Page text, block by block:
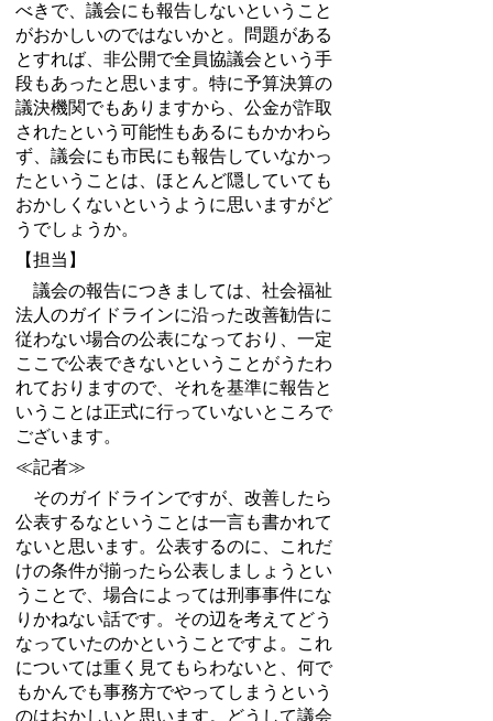
べきで、議会にも報告しないということ
がおかしいのではないかと。問題がある
とすれば、非公開で全員協議会という手
段もあったと思います。特に予算決算の
議決機関でもありますから、公金が詐取
されたという可能性もあるにもかかわら
ず、議会にも市民にも報告していなかっ
たということは、ほとんど隠していても
おかしくないというように思いますがど
うでしょうか。
【担当】
議会の報告につきましては、社会福祉
法人のガイドラインに沿った改善勧告に
従わない場合の公表になっており、一定
ここで公表できないということがうたわ
れておりますので、それを基準に報告と
いうことは正式に行っていないところで
ございます。
≪記者≫
そのガイドラインですが、改善したら
公表するなということは一言も書かれて
ないと思います。公表するのに、これだ
けの条件が揃ったら公表しましょうとい
うことで、場合によっては刑事事件にな
りかねない話です。その辺を考えてどう
なっていたのかということですよ。これ
については重く見てもらわないと、何で
もかんでも事務方でやってしまうという
のはおかしいと思います。どうして議会